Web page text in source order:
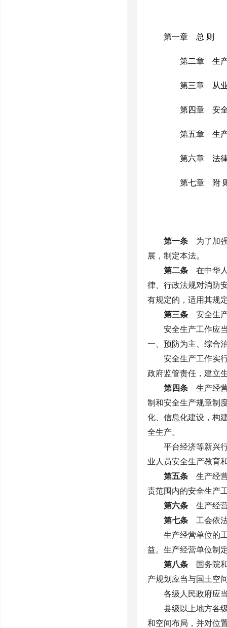
第一章 总 则
第二章 生产
第三章 从业
第四章 安全
第五章 生产
第六章 法律
第七章 附
第一条 为了加
展，制定本法。
第二条 在中华
律、行政法规对消防
有规定的，适用其规
第三条 安全生
安全生产工作应
一、预防为主、综合
安全生产工作实
政府监管责任，建立
第四条 生产经
制和安全生产规章制
化、信息化建设，构
全生产。
平台经济等新兴
业人员安全生产教育
第五条 生产经
责范围内的安全生产
第六条 生产经
第七条 工会依
生产经营单位的
益。生产经营单位制
第八条 国务院
产规划应当与国土空
各级人民政府应
县级以上地方各
和空间布局，并对位